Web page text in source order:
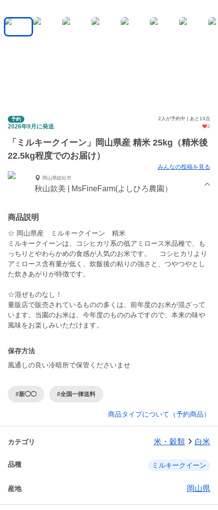
予約 2人が予約中 | あと13点
2026年9月に発送 2
「ミルキークイーン」岡山県産 精米 25kg（精米後
22.5kg程度でのお届け）
みんなの投稿を見る
岡山県総社市
秋山款美 | MsFineFarm(よしひろ農園）
商品説明
☆ 岡山県産 ミルキークイーン 精米
ミルキークイーンは、コシヒカリ系の低アミロース米品種で、も
っちりとやわらかめの食感が人気のお米です。 コシヒカリより
アミロース含有量が低く、炊飯後の粘りの強さと、つやつやとし
た炊きあがりが特徴です。
☆混ぜものなし！
量販店で販売されているものの多くは、前年度のお米が混ざって
います。当園のお米は、今年度のもののみですので、本来の味や
保存方法
風通しの良い冷暗所で保管くださいませ
#新◯◯ #全国一律送料
商品タイプについて（予約商品）
カテゴリ 米・穀類 白米
品種 ミルキークイーン
産地 岡山県